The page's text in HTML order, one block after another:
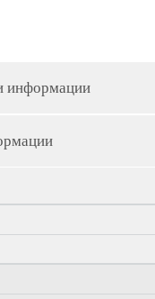
информации